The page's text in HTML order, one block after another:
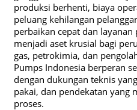
produksi berhenti, biaya
peluang kehilangan
perbaikan cepat dan
menjadi aset krusial bagi
gas, petrokimia, dan
Pumps Indonesia berperan
dengan dukungan teknis
pakai, dan pendekatan yang
proses.